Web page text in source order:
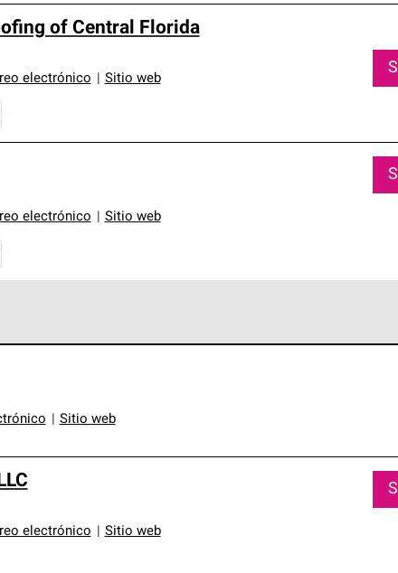
of Central Florida
electrónico Sitio web
electrónico Sitio web
y requisitos estrictos de profesionalismo y confiabilidad.
Sitio web
electrónico Sitio web